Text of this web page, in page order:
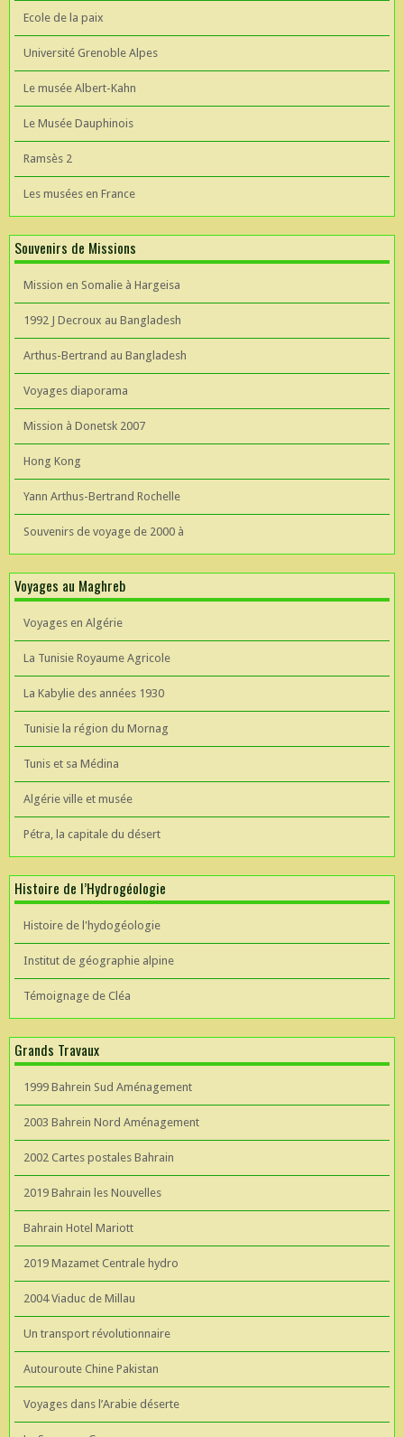
Ecole de la paix
Université Grenoble Alpes
Le musée Albert-Kahn
Le Musée Dauphinois
Ramsès 2
Les musées en France
Souvenirs de Missions
Mission en Somalie à Hargeisa
1992 J Decroux au Bangladesh
Arthus-Bertrand au Bangladesh
Voyages diaporama
Mission à Donetsk 2007
Hong Kong
Yann Arthus-Bertrand Rochelle
Souvenirs de voyage de 2000 à
Voyages au Maghreb
Voyages en Algérie
La Tunisie Royaume Agricole
La Kabylie des années 1930
Tunisie la région du Mornag
Tunis et sa Médina
Algérie ville et musée
Pétra, la capitale du désert
Histoire de l’Hydrogéologie
Histoire de l'hydogéologie
Institut de géographie alpine
Témoignage de Cléa
Grands Travaux
1999 Bahrein Sud Aménagement
2003 Bahrein Nord Aménagement
2002 Cartes postales Bahrain
2019 Bahrain les Nouvelles
Bahrain Hotel Mariott
2019 Mazamet Centrale hydro
2004 Viaduc de Millau
Un transport révolutionnaire
Autouroute Chine Pakistan
Voyages dans l’Arabie déserte